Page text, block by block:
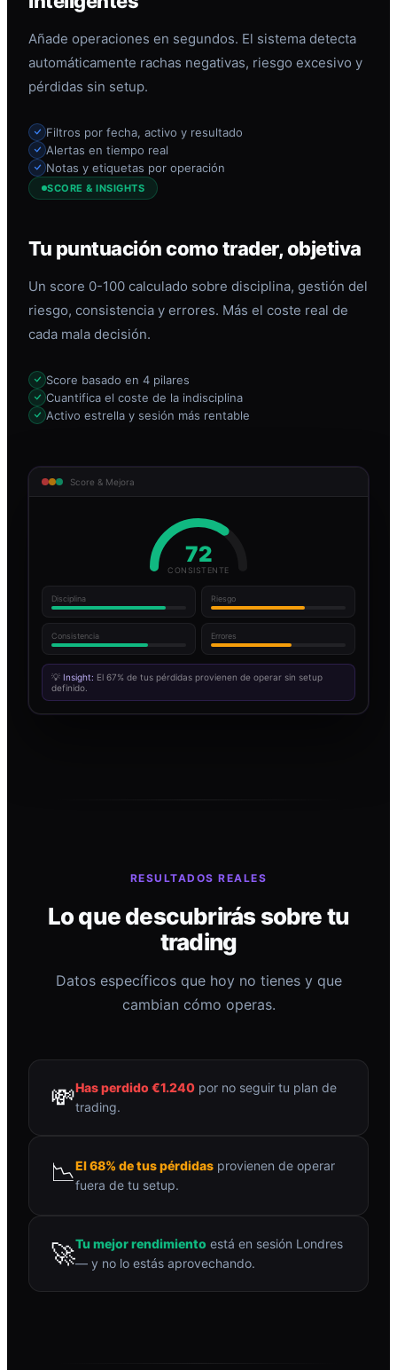
Añade operaciones en segundos. El sistema detecta
automáticamente rachas negativas, riesgo excesivo y
pérdidas sin setup.
Filtros por fecha, activo y resultado
Alertas en tiempo real
Notas y etiquetas por operación
SCORE & INSIGHTS
Tu puntuación como trader, objetiva
Un score 0-100 calculado sobre disciplina, gestión del
riesgo, consistencia y errores. Más el coste real de
cada mala decisión.
Score basado en 4 pilares
Cuantifica el coste de la indisciplina
Activo estrella y sesión más rentable
Score & Mejora
72
CONSISTENTE
Disciplina Riesgo
Consistencia Errores
💡 Insight: El 67% de tus pérdidas provienen de operar sin setup
definido.
RESULTADOS REALES
Lo que descubrirás sobre tu
trading
Datos específicos que hoy no tienes y que
cambian cómo operas.
💸Has perdido €1.240 por no seguir tu plan de
trading.
📉El 68% de tus pérdidas provienen de operar
fuera de tu setup.
🚀Tu mejor rendimiento está en sesión Londres
— y no lo estás aprovechando.